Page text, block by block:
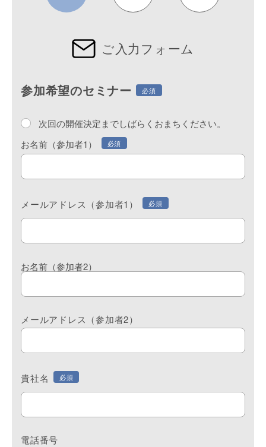
ご入力フォーム
参加希望のセミナー 必須
次回の開催決定までしばらくおまちください。
お名前（参加者1）
必須
メールアドレス（参加者1） 必須
お名前（参加者2）
メールアドレス（参加者2）
貴社名 必須
電話番号